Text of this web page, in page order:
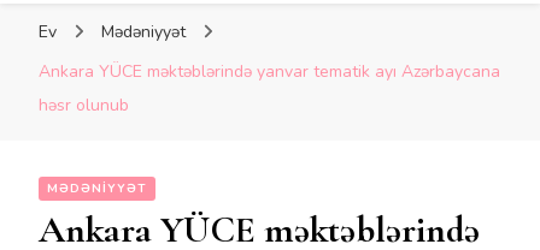
Ev
Mədəniyyət
Ankara YÜCE məktəblərində yanvar tematik ayı Azərbaycana
həsr olunub
MƏDƏNIYYƏT
Ankara YÜCE məktəblərində